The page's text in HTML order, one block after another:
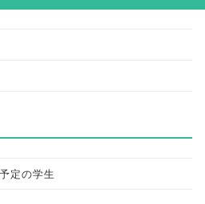
定の学生